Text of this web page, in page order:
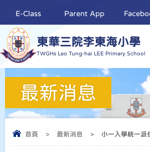
東華三院李東海小學
TWGHs Leo Tung-hai LEE Primary School
E-Class Parent App
最新消息
首頁 > 最新消息 > 小一入學統一派